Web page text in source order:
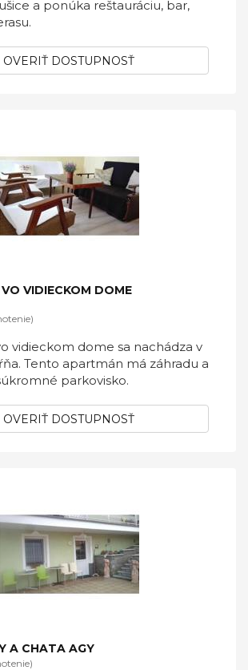
a ponúka reštauráciu, bar,
OVERIŤ DOSTUPNOSŤ
VIDIECKOM DOME
vidieckom dome sa nachádza v
Tento apartmán má záhradu a
parkovisko.
OVERIŤ DOSTUPNOSŤ
A CHATA AGY